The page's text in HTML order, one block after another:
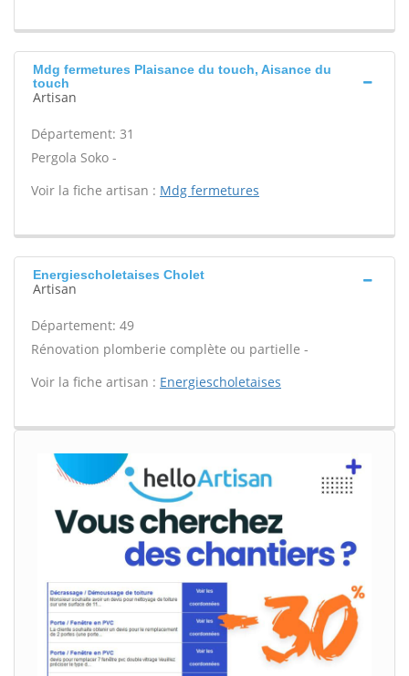
Mdg fermetures Plaisance du touch, Aisance du
touch
Artisan
Département: 31
Pergola Soko -
Voir la fiche artisan : Mdg fermetures
Energiescholetaises Cholet
Artisan
Département: 49
Rénovation plomberie complète ou partielle -
Voir la fiche artisan : Energiescholetaises